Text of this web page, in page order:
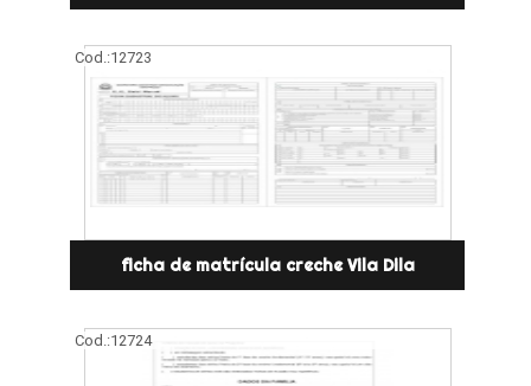
Cod.:12723
ficha de matrícula creche Vila Dila
Cod.:12724